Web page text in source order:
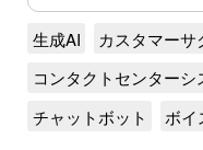
生成AI
カスタマーサ
コンタクトセンターシ
チャットボット
ボイ